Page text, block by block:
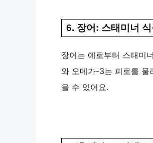
6. 장어: 스태미너
장어는 예로부터 스태미
와 오메가-3는 피로를 물
을 수 있어요.